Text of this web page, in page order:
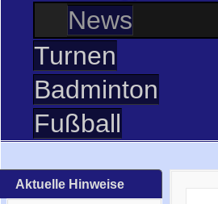
News
Turnen
Badminton
Fußball
Aktuelle Hinweise